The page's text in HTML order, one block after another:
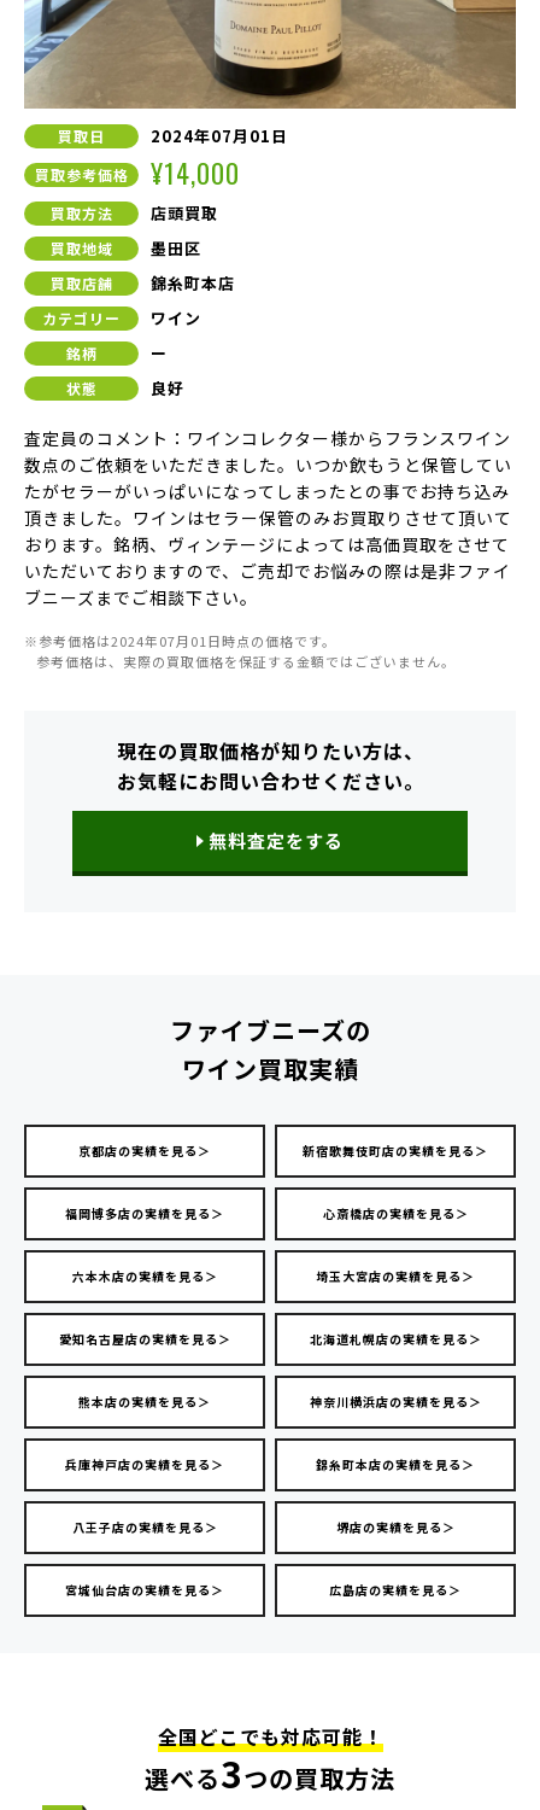
買取日 2024年07月01日
買取参考価格 ¥14,000
買取方法 店頭買取
買取地域 墨田区
買取店舗 錦糸町本店
カテゴリー ワイン
銘柄 ー
状態 良好
査定員のコメント：ワインコレクター様からフランスワイン
数点のご依頼をいただきました。いつか飲もうと保管してい
たがセラーがいっぱいになってしまったとの事でお持ち込み
頂きました。ワインはセラー保管のみお買取りさせて頂いて
おります。銘柄、ヴィンテージによっては高価買取をさせて
いただいておりますので、ご売却でお悩みの際は是非ファイ
ブニーズまでご相談下さい。
※参考価格は2024年07月01日時点の価格です。
参考価格は、実際の買取価格を保証する金額ではございません。
現在の買取価格が知りたい方は、
お気軽にお問い合わせください。
無料査定をする
ファイブニーズの
ワイン買取実績
京都店の実績を見る＞ 新宿歌舞伎町店の実績を見る＞
福岡博多店の実績を見る＞ 心斎橋店の実績を見る＞
六本木店の実績を見る＞ 埼玉大宮店の実績を見る＞
愛知名古屋店の実績を見る＞ 北海道札幌店の実績を見る＞
熊本店の実績を見る＞ 神奈川横浜店の実績を見る＞
兵庫神戸店の実績を見る＞ 錦糸町本店の実績を見る＞
八王子店の実績を見る＞ 堺店の実績を見る＞
宮城仙台店の実績を見る＞ 広島店の実績を見る＞
全国どこでも対応可能！
選べる3つの買取方法